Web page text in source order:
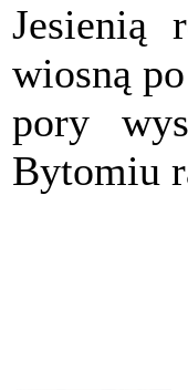
Jesienią
wiosną
pory
Bytomiu